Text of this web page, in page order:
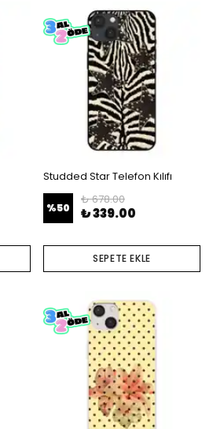
Studded Star Telefon Kılıfı
%50
₺ 678.00
₺ 339.00
SEPETE EKLE